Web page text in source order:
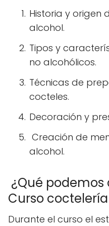
Historia y origen
alcohol.
Tipos y
no alcohólicos.
Técnicas de
cocteles.
Decoración y
Creación de
alcohol.
¿Qué
Curso
Durante el curso el